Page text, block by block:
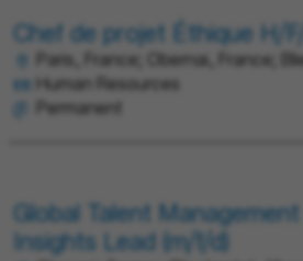
Chef de projet Éthique H/
Paris, France; Obernai, France;
Human Resources
Permanent
Global Talent Management
Insights Lead (m/f/d)